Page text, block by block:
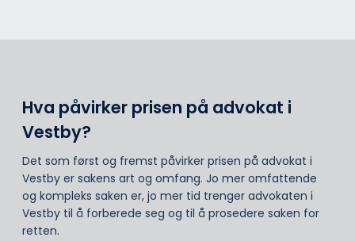
Hva påvirker prisen på advokat i
Vestby?
Det som først og fremst påvirker prisen på advokat i
Vestby er sakens art og omfang. Jo mer omfattende
og kompleks saken er, jo mer tid trenger advokaten i
Vestby til å forberede seg og til å prosedere saken for
retten.